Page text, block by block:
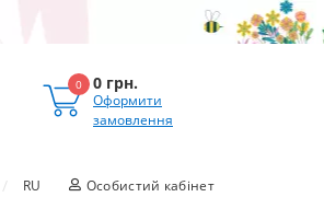
0 0 грн.
Оформити
замовлення
/ RU Особистий кабінет